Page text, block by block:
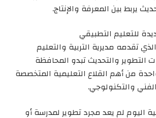
يربط بين المعرفة والإنتاج.
للتعليم التطبيقي
تقدمه مديرية التربية والتعليم
التطوير والتحديث تبدو المحافظة
من أهم القلاع التعليمية المتخصصة
والتكنولوجي.
اليوم لم يعد مجرد تطوير لمدرسة أو